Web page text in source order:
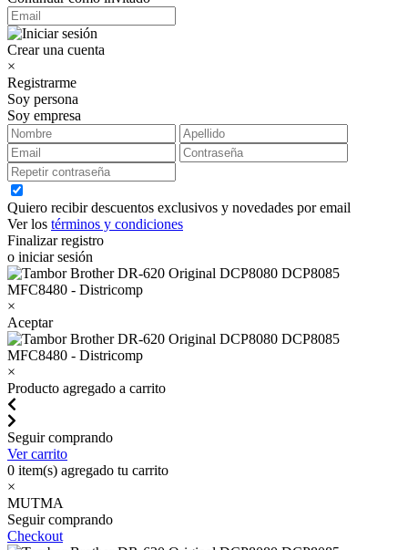
Crear una cuenta
×
Registrarme
Soy persona
Soy empresa
Quiero recibir descuentos exclusivos y novedades por email
Ver los términos y condiciones
Finalizar registro
o iniciar sesión
×
Aceptar
×
Producto agregado a carrito
Seguir comprando
Ver carrito
0 item(s) agregado tu carrito
×
MUTMA
Seguir comprando
Checkout